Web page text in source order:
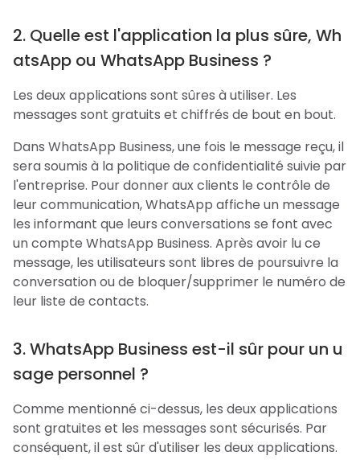
2. Quelle est l'application la plus sûre, Wh
atsApp ou WhatsApp Business ?
Les deux applications sont sûres à utiliser. Les
messages sont gratuits et chiffrés de bout en bout.
Dans WhatsApp Business, une fois le message reçu, il
sera soumis à la politique de confidentialité suivie par
l'entreprise. Pour donner aux clients le contrôle de
leur communication, WhatsApp affiche un message
les informant que leurs conversations se font avec
un compte WhatsApp Business. Après avoir lu ce
message, les utilisateurs sont libres de poursuivre la
conversation ou de bloquer/supprimer le numéro de
leur liste de contacts.
3. WhatsApp Business est-il sûr pour un u
sage personnel ?
Comme mentionné ci-dessus, les deux applications
sont gratuites et les messages sont sécurisés. Par
conséquent, il est sûr d'utiliser les deux applications.